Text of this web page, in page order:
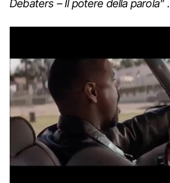
Debaters – Il potere della parola” .